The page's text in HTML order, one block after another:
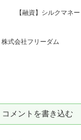
【融資】シルクマネー
株式会社フリーダム
コメントを書き込む